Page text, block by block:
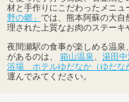
材と手作りにこだわったメニ
野の郷」 では、熊本阿蘇の大自
理された上質なお肉のステーキ
夜間瀬駅の食事が楽しめる温
があるのは、 箱山温泉 湯田
浴場 ホテルゆだなか（ゆだな
運んでみてください。